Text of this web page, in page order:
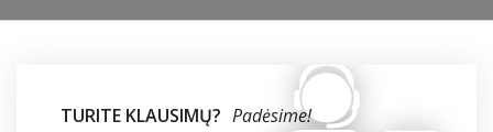
TURITE KLAUSIMŲ? Padėsime!